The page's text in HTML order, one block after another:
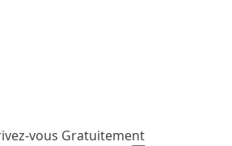
vous Gratuitement